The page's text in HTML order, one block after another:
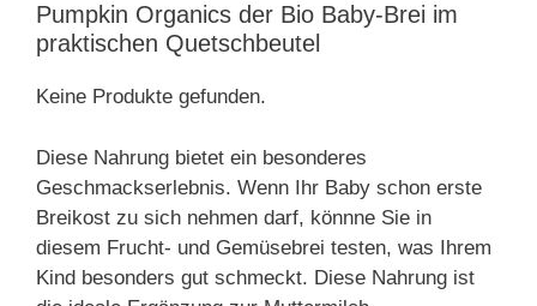
Pumpkin Organics der Bio Baby-Brei im
praktischen Quetschbeutel
Keine Produkte gefunden.
Diese Nahrung bietet ein besonderes
Geschmackserlebnis. Wenn Ihr Baby schon erste
Breikost zu sich nehmen darf, könnne Sie in
diesem Frucht- und Gemüsebrei testen, was Ihrem
Kind besonders gut schmeckt. Diese Nahrung ist